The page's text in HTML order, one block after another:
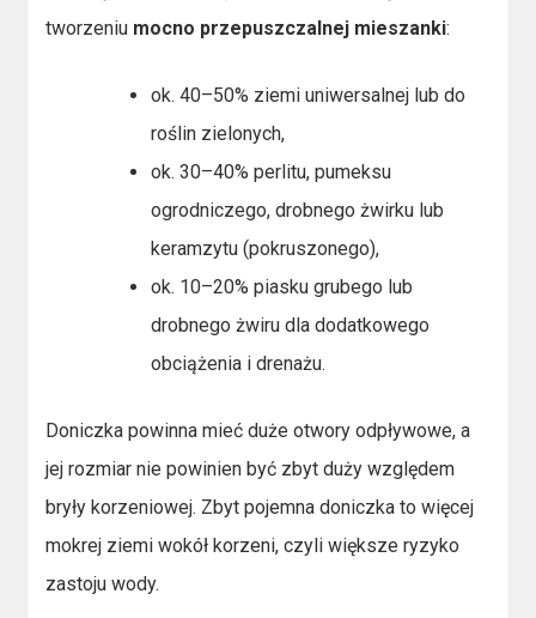
tworzeniu mocno przepuszczalnej mieszanki:
ok. 40–50% ziemi uniwersalnej lub do
roślin zielonych,
ok. 30–40% perlitu, pumeksu
ogrodniczego, drobnego żwirku lub
keramzytu (pokruszonego),
ok. 10–20% piasku grubego lub
drobnego żwiru dla dodatkowego
obciążenia i drenażu.
Doniczka powinna mieć duże otwory odpływowe, a
jej rozmiar nie powinien być zbyt duży względem
bryły korzeniowej. Zbyt pojemna doniczka to więcej
mokrej ziemi wokół korzeni, czyli większe ryzyko
zastoju wody.